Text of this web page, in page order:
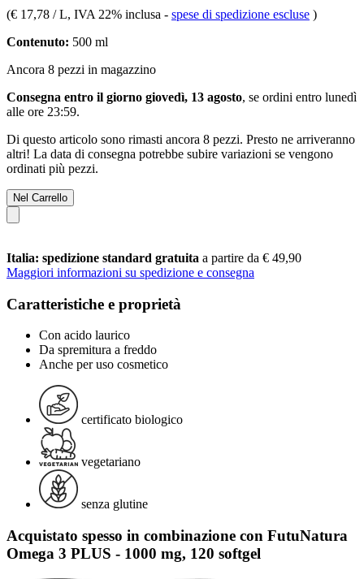
(€ 17,78 / L, IVA 22% inclusa - spese di spedizione escluse )
Contenuto: 500 ml
Ancora 8 pezzi in magazzino
Consegna entro il giorno giovedì, 13 agosto, se ordini entro lunedì
alle ore 23:59.
Di questo articolo sono rimasti ancora 8 pezzi. Presto ne arriveranno
altri! La data di consegna potrebbe subire variazioni se vengono
ordinati più pezzi.
Nel Carrello
Italia: spedizione standard gratuita a partire da € 49,90
Maggiori informazioni su spedizione e consegna
Caratteristiche e proprietà
Con acido laurico
Da spremitura a freddo
Anche per uso cosmetico
certificato biologico
vegetariano
senza glutine
Acquistato spesso in combinazione con FutuNatura
Omega 3 PLUS - 1000 mg, 120 softgel